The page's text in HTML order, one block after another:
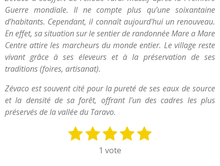
Guerre mondiale. Il ne compte plus qu’une soixantaine
d’habitants. Cependant, il connaît aujourd'hui un renouveau.
En effet, sa situation sur le sentier de randonnée Mare a Mare
Centre attire les marcheurs du monde entier. Le village reste
vivant grâce à ses éleveurs et à la préservation de ses
traditions (foires, artisanat).
Zévaco est souvent cité pour la pureté de ses eaux de source
et la densité de sa forêt, offrant l'un des cadres les plus
préservés de la vallée du Taravo.
1 2 3
é
4
é
5
1 vote